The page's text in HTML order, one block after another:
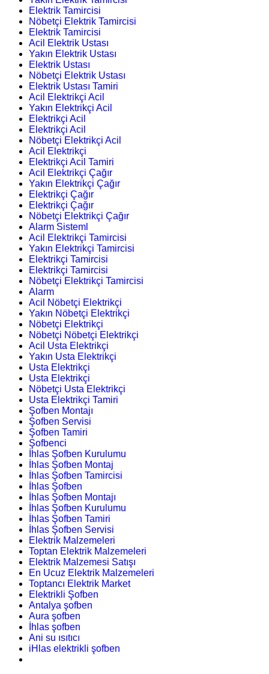
Elektrik Tamircisi
Nöbetçi Elektrik Tamircisi
Elektrik Tamircisi
Acil Elektrik Ustası
Yakın Elektrik Ustası
Elektrik Ustası
Nöbetçi Elektrik Ustası
Elektrik Ustası Tamiri
Acil Elektrikçi Acil
Yakın Elektrikçi Acil
Elektrikçi Acil
Elektrikçi Acil
Nöbetçi Elektrikçi Acil
Acil Elektrikçi
Elektrikçi Acil Tamiri
Acil Elektrikçi Çağır
Yakın Elektrikçi Çağır
Elektrikçi Çağır
Elektrikçi Çağır
Nöbetçi Elektrikçi Çağır
Alarm Sisteml
Acil Elektrikçi Tamircisi
Yakın Elektrikçi Tamircisi
Elektrikçi Tamircisi
Elektrikçi Tamircisi
Nöbetçi Elektrikçi Tamircisi
Alarm
Acil Nöbetçi Elektrikçi
Yakın Nöbetçi Elektrikçi
Nöbetçi Elektrikçi
Nöbetçi Nöbetçi Elektrikçi
Acil Usta Elektrikçi
Yakın Usta Elektrikçi
Usta Elektrikçi
Usta Elektrikçi
Nöbetçi Usta Elektrikçi
Usta Elektrikçi Tamiri
Şofben Montajı
Şofben Servisi
Şofben Tamiri
Şofbenci
İhlas Şofben Kurulumu
İhlas Şofben Montaj
İhlas Şofben Tamircisi
İhlas Şofben
İhlas Şofben Montajı
İhlas Şofben Kurulumu
İhlas Şofben Tamiri
İhlas Şofben Servisi
Elektrik Malzemeleri
Toptan Elektrik Malzemeleri
Elektrik Malzemesi Satışı
En Ucuz Elektrik Malzemeleri
Toptancı Elektrik Market
Elektrikli Şofben
Antalya şofben
Aura şofben
İhlas şofben
Ani su ısıtıcı
iHlas elektrikli şofben